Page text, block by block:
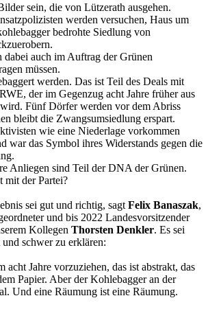
sein, die von Lützerath ausgehen.
werden versuchen, Haus um
bedrohte Siedlung von
auch im Auftrag der Grünen
müssen.
werden. Das ist Teil des Deals mit
der im Gegenzug acht Jahre früher aus
Fünf Dörfer werden vor dem Abriss
bleibt die Zwangsumsiedlung erspart.
wie eine Niederlage vorkommen
war das Symbol ihres Widerstands gegen die
Anliegen sind Teil der DNA der Grünen.
mit der Partei?
sei gut und richtig, sagt Felix Banaszak,
und bis 2022 Landesvorsitzender
Kollegen Thorsten Denkler. Es sei
schwer zu erklären:
acht Jahre vorzuziehen, das ist abstrakt, das
Papier. Aber der Kohlebagger an der
Und eine Räumung ist eine Räumung.